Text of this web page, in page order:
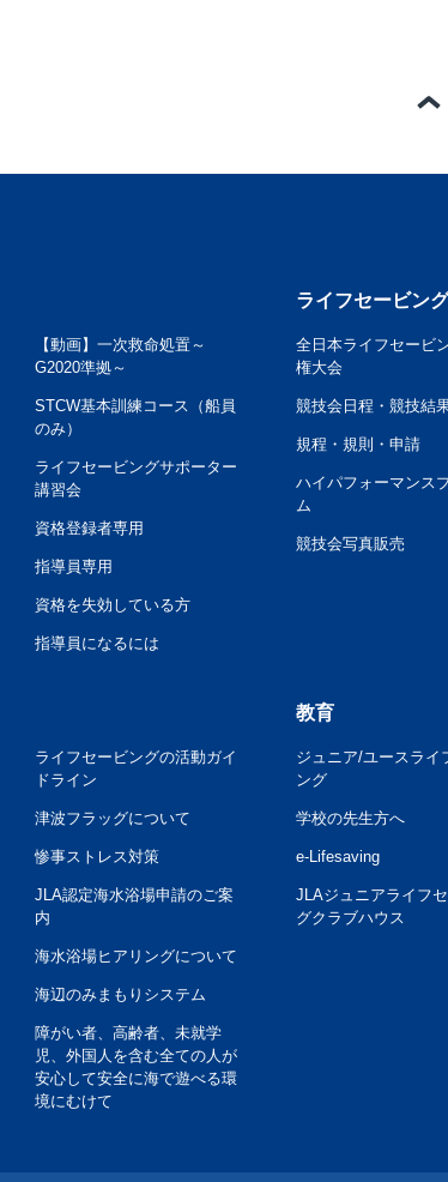
【動画】一次救命処置～
G2020準拠～
STCW基本訓練コース（船員
のみ）
ライフセービングサポーター
講習会
資格登録者専用
指導員専用
資格を失効している方
指導員になるには
ライフセービン
全日本ライフセービ
権大会
競技会日程・競技結
規程・規則・申請
ハイパフォーマンス
ム
競技会写真販売
ライフセービングの活動ガイ
ドライン
津波フラッグについて
惨事ストレス対策
JLA認定海水浴場申請のご案
内
海水浴場ヒアリングについて
海辺のみまもりシステム
障がい者、高齢者、未就学
児、外国人を含む全ての人が
安心して安全に海で遊べる環
境にむけて
教育
ジュニア/ユースライ
ング
学校の先生方へ
e-Lifesaving
JLAジュニアライフ
グクラブハウス